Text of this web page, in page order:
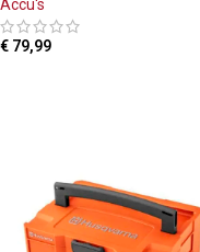
Accu's
€ 79,99